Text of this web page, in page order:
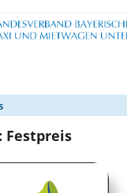
Festpreis